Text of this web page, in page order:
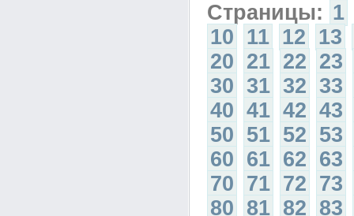
Страницы: 1
10 11 12 13
20 21 22 23
30 31 32 33
40 41 42 43
50 51 52 53
60 61 62 63
70 71 72 73
80 81 82 83